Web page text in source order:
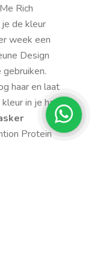
Rich
de kleur
week een
Design
haar en laat
in je haar
Protein